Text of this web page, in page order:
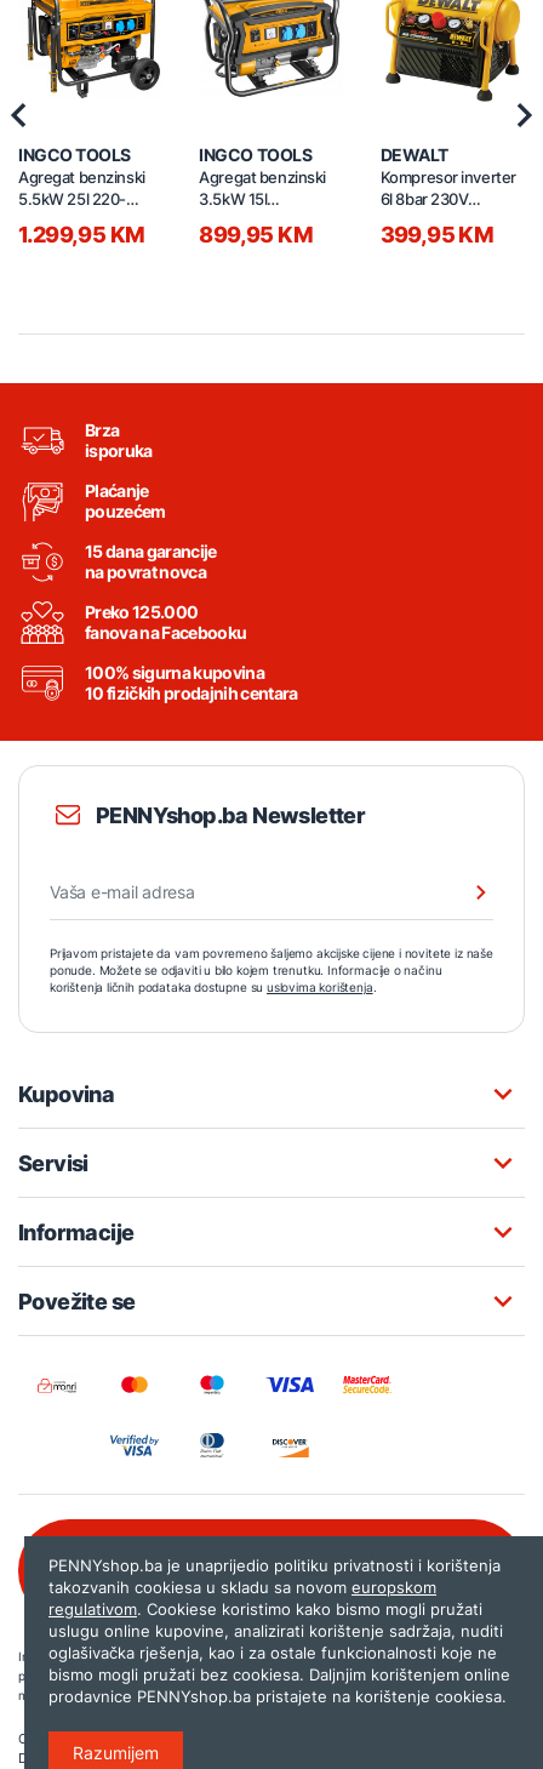
INGCO TOOLS
Agregat benzinski
5.5kW 25l 220-
1.299,95 KM
INGCO TOOLS
Agregat benzinski
3.5kW 15l
899,95 KM
DEWALT
Kompresor inverter
6l 8bar 230V
399,95 KM
Brza
isporuka
Plaćanje
pouzećem
15 dana garancije
na povrat novca
Preko 125.000
fanova na Facebooku
100% sigurna kupovina
10 fizičkih prodajnih centara
PENNYshop.ba Newsletter
Prijavom pristajete da vam povremeno šaljemo akcijske cijene i novitete iz naše
ponude. Možete se odjaviti u bilo kojem trenutku. Informacije o načinu
korištenja ličnih podataka dostupne su uslovima korištenja.
Kupovina
Servisi
Informacije
Povežite se
080 020 261
Internet trgovina PENNYshop.ba nastoji objavljivati samo provjerene i pravilne
podatke. Ako na našoj stranici otkrijete neistinite, odnosno neadekvatne informacije,
molimo vas da nam to javite nashop@pennyplus.com .
Copyright © 2026.
Dizajn i programiranje:
PENNYshop.ba je unaprijedio politiku privatnosti i korištenja
takozvanih cookiesa u skladu sa novom europskom
regulativom. Cookiese koristimo kako bismo mogli pružati
uslugu online kupovine, analizirati korištenje sadržaja, nuditi
oglašivačka rješenja, kao i za ostale funkcionalnosti koje ne
bismo mogli pružati bez cookiesa. Daljnjim korištenjem online
prodavnice PENNYshop.ba pristajete na korištenje cookiesa.
Razumijem